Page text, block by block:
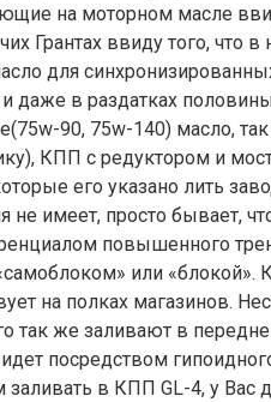
на моторном масле
Грантах ввиду того,
для
даже в раздатках
90, 75w-140) масло,
КПП с редуктором и
его указано лить
имеет, просто бывает,
повышенного
или «блокой».
на полках магазинов.
так же заливают в
посредством
в КПП GL-4, у Вас